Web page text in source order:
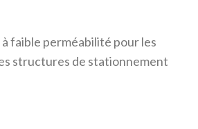
faible perméabilité pour les
structures de stationnement